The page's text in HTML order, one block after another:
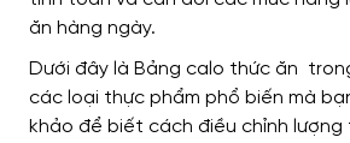
ăn hàng ngày.
Dưới đây là Bảng calo thức ăn
các loại thực phẩm phổ biến mà
khảo để biết cách điều chỉnh lượng